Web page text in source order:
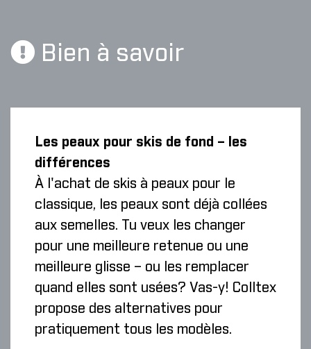
Bien à savoir
Les peaux pour skis de fond – les
différences
À l'achat de skis à peaux pour le
classique, les peaux sont déjà collées
aux semelles. Tu veux les changer
pour une meilleure retenue ou une
meilleure glisse – ou les remplacer
quand elles sont usées? Vas-y! Colltex
propose des alternatives pour
pratiquement tous les modèles.